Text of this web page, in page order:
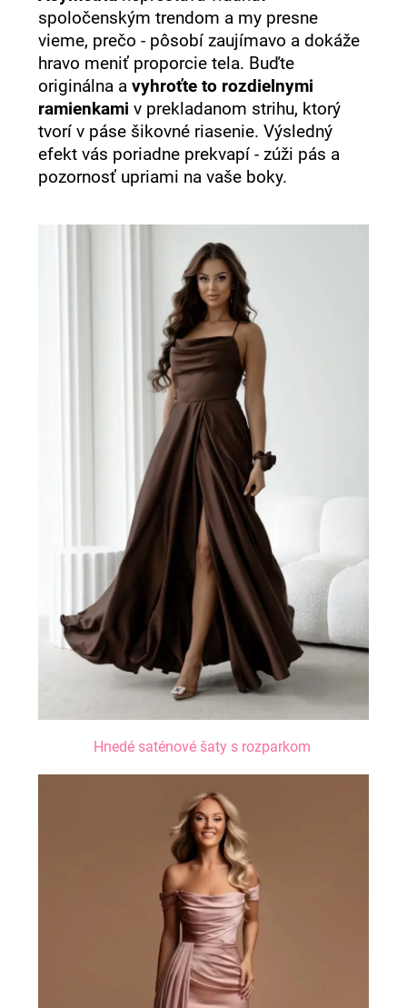
spoločenským trendom a my presne
vieme, prečo - pôsobí zaujímavo a dokáže
hravo meniť proporcie tela. Buďte
originálna a vyhroťte to rozdielnymi
ramienkami v prekladanom strihu, ktorý
tvorí v páse šikovné riasenie. Výsledný
efekt vás poriadne prekvapí - zúži pás a
pozornosť upriami na vaše boky.
Hnedé saténové šaty s rozparkom